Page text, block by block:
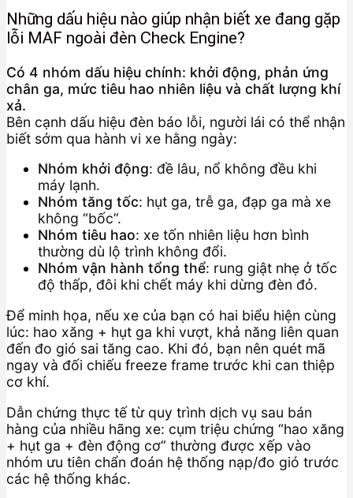
Những dấu hiệu nào giúp nhận biết xe đang gặp
lỗi MAF ngoài đèn Check Engine?
Có 4 nhóm dấu hiệu chính: khởi động, phản ứng
chân ga, mức tiêu hao nhiên liệu và chất lượng khí
xả.
Bên cạnh dấu hiệu đèn báo lỗi, người lái có thể nhận
biết sớm qua hành vi xe hằng ngày:
Nhóm khởi động: đề lâu, nổ không đều khi
máy lạnh.
Nhóm tăng tốc: hụt ga, trễ ga, đạp ga mà xe
không “bốc”.
Nhóm tiêu hao: xe tốn nhiên liệu hơn bình
thường dù lộ trình không đổi.
Nhóm vận hành tổng thể: rung giật nhẹ ở tốc
độ thấp, đôi khi chết máy khi dừng đèn đỏ.
Để minh họa, nếu xe của bạn có hai biểu hiện cùng
lúc: hao xăng + hụt ga khi vượt, khả năng liên quan
đến đo gió sai tăng cao. Khi đó, bạn nên quét mã
ngay và đối chiếu freeze frame trước khi can thiệp
cơ khí.
Dẫn chứng thực tế từ quy trình dịch vụ sau bán
hàng của nhiều hãng xe: cụm triệu chứng “hao xăng
+ hụt ga + đèn động cơ” thường được xếp vào
nhóm ưu tiên chẩn đoán hệ thống nạp/đo gió trước
các hệ thống khác.